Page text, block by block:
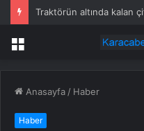
Traktörün altında kalan
Menü
Anasayfa / Haber
Haber